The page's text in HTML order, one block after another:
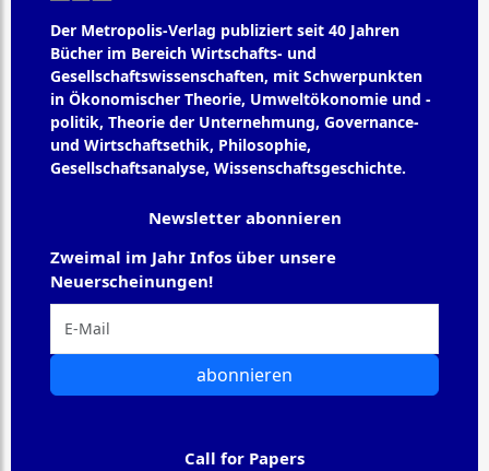
Der Metropolis-Verlag publiziert seit 40 Jahren
Bücher im Bereich Wirtschafts- und
Gesellschaftswissenschaften, mit Schwerpunkten
in Ökonomischer Theorie, Umweltökonomie und -
politik, Theorie der Unternehmung, Governance-
und Wirtschaftsethik, Philosophie,
Gesellschaftsanalyse, Wissenschaftsgeschichte.
Newsletter abonnieren
Zweimal im Jahr Infos über unsere
Neuerscheinungen!
abonnieren
Call for Papers